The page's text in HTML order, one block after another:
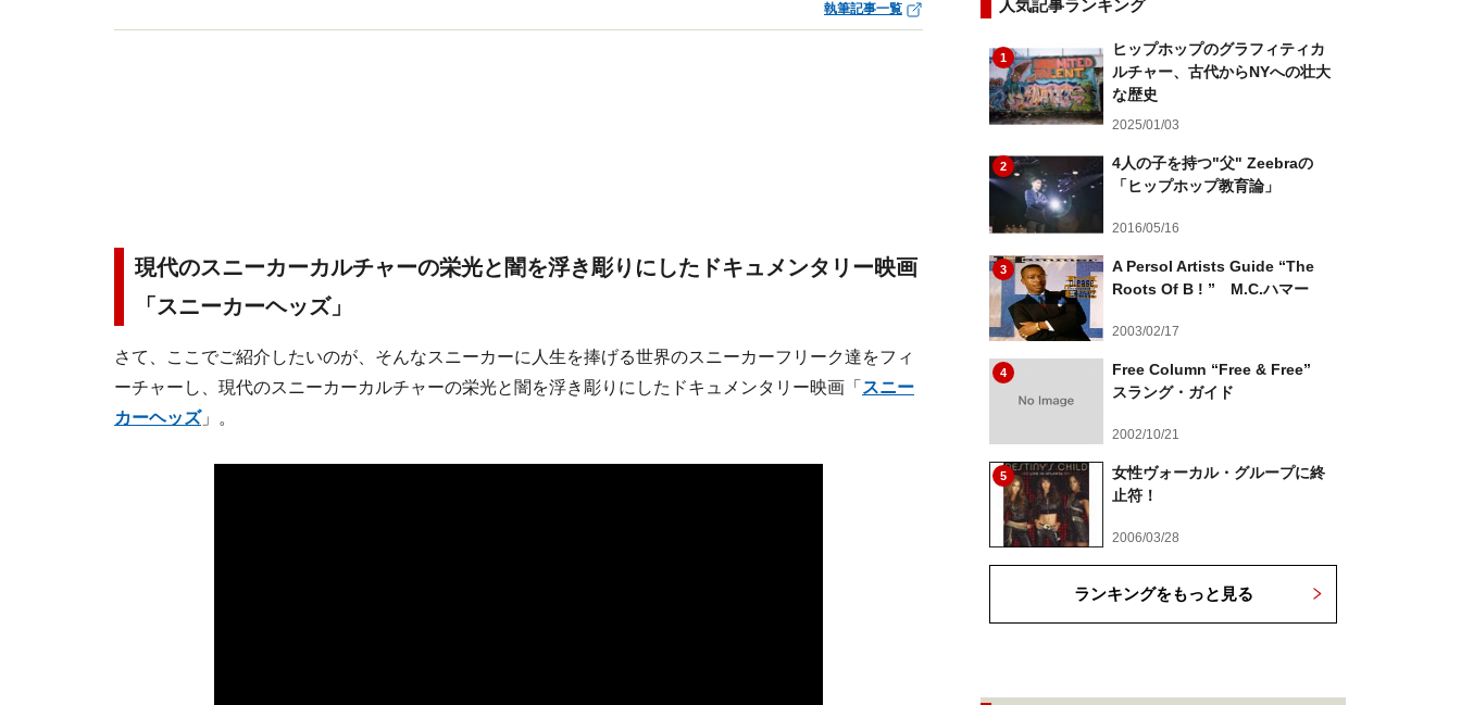
執筆記事一覧
現代のスニーカーカルチャーの栄光と闇を浮き彫りにしたドキュメンタリー映画
「スニーカーヘッズ」
さて、ここでご紹介したいのが、そんなスニーカーに人生を捧げる世界のスニーカーフリーク達をフィ
ーチャーし、現代のスニーカーカルチャーの栄光と闇を浮き彫りにしたドキュメンタリー映画「 スニー
カーヘッズ」。
人気記事ランキング
1
ヒップホップのグラフィティカ
ルチャー、古代からNYへの壮大
な歴史
2025/01/03
2
4人の子を持つ"父" Zeebraの
「ヒップホップ教育論」
2016/05/16
3
A Persol Artists Guide “The
Roots Of B ! ” M.C.ハマー
2003/02/17
4
Free Column “Free & Free”
スラング・ガイド
2002/10/21
5
女性ヴォーカル・グループに終
止符！
2006/03/28
ランキングをもっと見る